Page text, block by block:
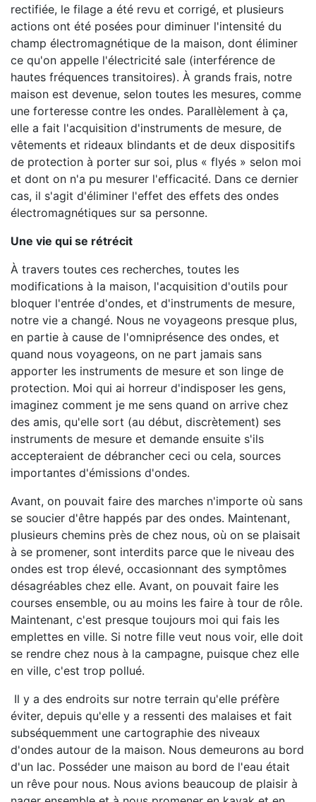
rectifiée, le filage a été revu et corrigé, et plusieurs
actions ont été posées pour diminuer l'intensité du
champ électromagnétique de la maison, dont éliminer
ce qu'on appelle l'électricité sale (interférence de
hautes fréquences transitoires). À grands frais, notre
maison est devenue, selon toutes les mesures, comme
une forteresse contre les ondes. Parallèlement à ça,
elle a fait l'acquisition d'instruments de mesure, de
vêtements et rideaux blindants et de deux dispositifs
de protection à porter sur soi, plus « flyés » selon moi
et dont on n'a pu mesurer l'efficacité. Dans ce dernier
cas, il s'agit d'éliminer l'effet des effets des ondes
électromagnétiques sur sa personne.
Une vie qui se rétrécit
À travers toutes ces recherches, toutes les
modifications à la maison, l'acquisition d'outils pour
bloquer l'entrée d'ondes, et d'instruments de mesure,
notre vie a changé. Nous ne voyageons presque plus,
en partie à cause de l'omniprésence des ondes, et
quand nous voyageons, on ne part jamais sans
apporter les instruments de mesure et son linge de
protection. Moi qui ai horreur d'indisposer les gens,
imaginez comment je me sens quand on arrive chez
des amis, qu'elle sort (au début, discrètement) ses
instruments de mesure et demande ensuite s'ils
accepteraient de débrancher ceci ou cela, sources
importantes d'émissions d'ondes.
Avant, on pouvait faire des marches n'importe où sans
se soucier d'être happés par des ondes. Maintenant,
plusieurs chemins près de chez nous, où on se plaisait
à se promener, sont interdits parce que le niveau des
ondes est trop élevé, occasionnant des symptômes
désagréables chez elle. Avant, on pouvait faire les
courses ensemble, ou au moins les faire à tour de rôle.
Maintenant, c'est presque toujours moi qui fais les
emplettes en ville. Si notre fille veut nous voir, elle doit
se rendre chez nous à la campagne, puisque chez elle
en ville, c'est trop pollué.
Il y a des endroits sur notre terrain qu'elle préfère
éviter, depuis qu'elle y a ressenti des malaises et fait
subséquemment une cartographie des niveaux
d'ondes autour de la maison. Nous demeurons au bord
d'un lac. Posséder une maison au bord de l'eau était
un rêve pour nous. Nous avions beaucoup de plaisir à